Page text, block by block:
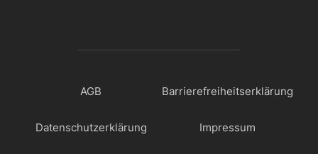
AGB Barrierefreiheitserklärung
Datenschutzerklärung Impressum